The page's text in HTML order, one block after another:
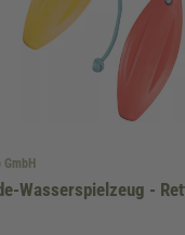
Wasserspielzeug -